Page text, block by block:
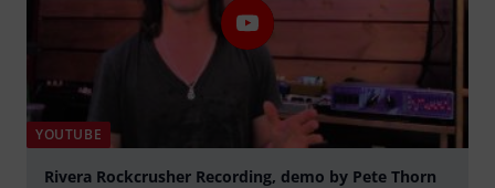
YOUTUBE
Rivera Rockcrusher Recording, demo by Pete Thorn